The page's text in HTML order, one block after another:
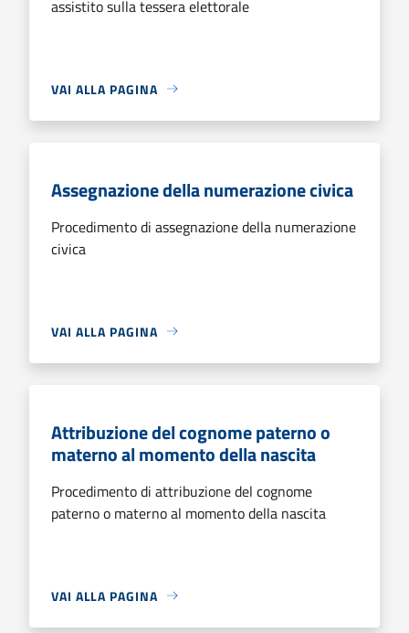
assistito sulla tessera elettorale
VAI ALLA PAGINA
Assegnazione della numerazione civica
Procedimento di assegnazione della numerazione
civica
VAI ALLA PAGINA
Attribuzione del cognome paterno o
materno al momento della nascita
Procedimento di attribuzione del cognome
paterno o materno al momento della nascita
VAI ALLA PAGINA